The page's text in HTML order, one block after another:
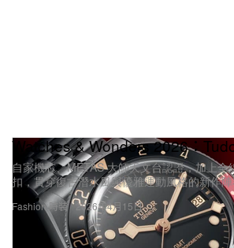
Fashion 時裝
Watches & Wonders 2026：
自家機芯、METAS 大師天文台認證，加上全
扣，貫穿復古潛水風與優雅運動風格的新作陣
2026年4月15日